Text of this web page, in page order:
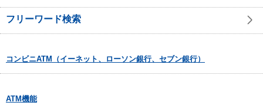
フリーワード検索
コンビニATM（イーネット、ローソン銀行、セブン銀行）
ATM機能